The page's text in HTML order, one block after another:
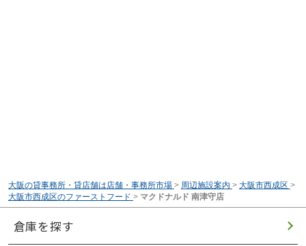
大阪の貸事務所・貸店舗は店舗・事務所市場 > 周辺施設案内 > 大阪市西成区 >
大阪市西成区のファーストフード > マクドナルド 南津守店
倉庫を探す